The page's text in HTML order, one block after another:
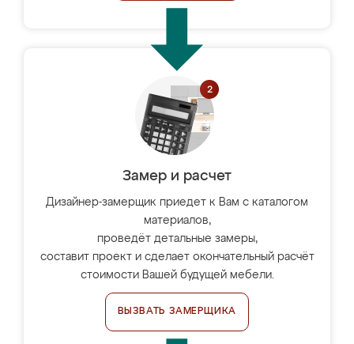
Замер и расчет
Дизайнер-замерщик приедет к Вам с каталогом
материалов,
проведёт детальные замеры,
составит проект и сделает окончательный расчёт
стоимости Вашей будущей мебели.
ВЫЗВАТЬ ЗАМЕРЩИКА